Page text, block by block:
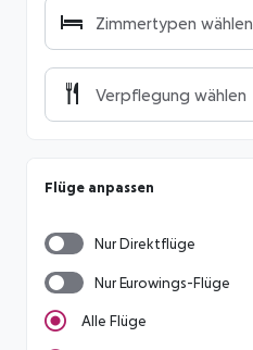
Zimmertypen wählen
Verpflegung wählen
Flüge anpassen
Nur Direktflüge
Nur Eurowings-Flüge
Alle Flüge